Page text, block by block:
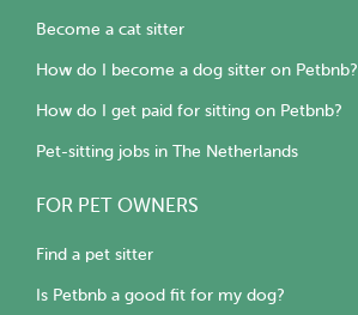
Become a cat sitter
How do I become a dog sitter on Petbnb?
How do I get paid for sitting on Petbnb?
Pet-sitting jobs in The Netherlands
FOR PET OWNERS
Find a pet sitter
Is Petbnb a good fit for my dog?